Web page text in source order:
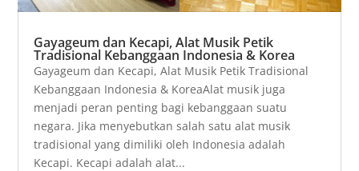
Gayageum dan Kecapi, Alat Musik Petik
Tradisional Kebanggaan Indonesia & Korea
Gayageum dan Kecapi, Alat Musik Petik Tradisional
Kebanggaan Indonesia & KoreaAlat musik juga
menjadi peran penting bagi kebanggaan suatu
negara. Jika menyebutkan salah satu alat musik
tradisional yang dimiliki oleh Indonesia adalah
Kecapi. Kecapi adalah alat...